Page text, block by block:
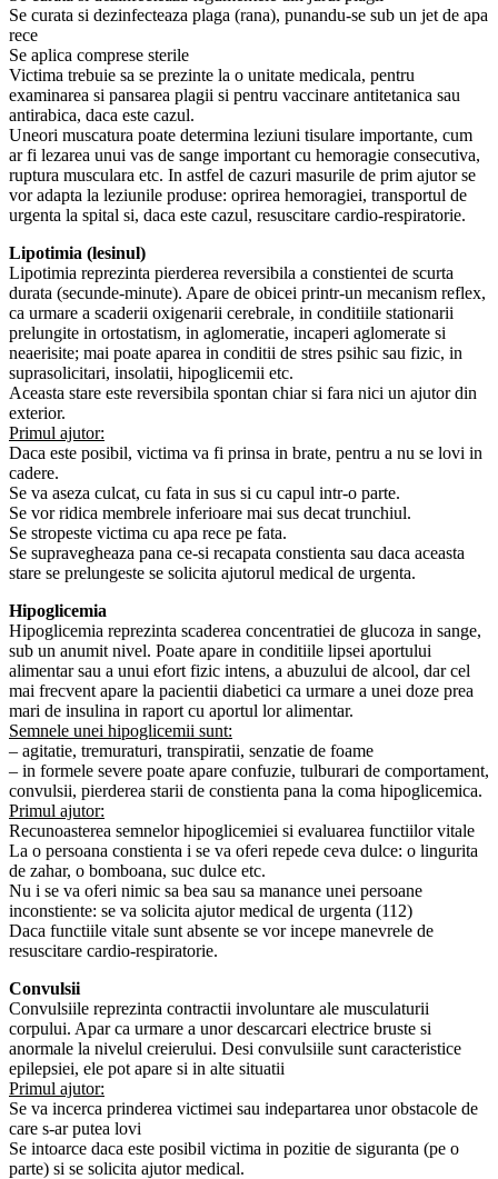
Se curata si dezinfecteaza plaga (rana), punandu-se sub un jet de apa
rece
Se aplica comprese sterile
Victima trebuie sa se prezinte la o unitate medicala, pentru
examinarea si pansarea plagii si pentru vaccinare antitetanica sau
antirabica, daca este cazul.
Uneori muscatura poate determina leziuni tisulare importante, cum
ar fi lezarea unui vas de sange important cu hemoragie consecutiva,
ruptura musculara etc. In astfel de cazuri masurile de prim ajutor se
vor adapta la leziunile produse: oprirea hemoragiei, transportul de
urgenta la spital si, daca este cazul, resuscitare cardio-respiratorie.
Lipotimia (lesinul)
Lipotimia reprezinta pierderea reversibila a constientei de scurta
durata (secunde-minute). Apare de obicei printr-un mecanism reflex,
ca urmare a scaderii oxigenarii cerebrale, in conditiile stationarii
prelungite in ortostatism, in aglomeratie, incaperi aglomerate si
neaerisite; mai poate aparea in conditii de stres psihic sau fizic, in
suprasolicitari, insolatii, hipoglicemii etc.
Aceasta stare este reversibila spontan chiar si fara nici un ajutor din
exterior.
Primul ajutor:
Daca este posibil, victima va fi prinsa in brate, pentru a nu se lovi in
cadere.
Se va aseza culcat, cu fata in sus si cu capul intr-o parte.
Se vor ridica membrele inferioare mai sus decat trunchiul.
Se stropeste victima cu apa rece pe fata.
Se supravegheaza pana ce-si recapata constienta sau daca aceasta
stare se prelungeste se solicita ajutorul medical de urgenta.
Hipoglicemia
Hipoglicemia reprezinta scaderea concentratiei de glucoza in sange,
sub un anumit nivel. Poate apare in conditiile lipsei aportului
alimentar sau a unui efort fizic intens, a abuzului de alcool, dar cel
mai frecvent apare la pacientii diabetici ca urmare a unei doze prea
mari de insulina in raport cu aportul lor alimentar.
Semnele unei hipoglicemii sunt:
– agitatie, tremuraturi, transpiratii, senzatie de foame
– in formele severe poate apare confuzie, tulburari de comportament,
convulsii, pierderea starii de constienta pana la coma hipoglicemica.
Primul ajutor:
Recunoasterea semnelor hipoglicemiei si evaluarea functiilor vitale
La o persoana constienta i se va oferi repede ceva dulce: o lingurita
de zahar, o bomboana, suc dulce etc.
Nu i se va oferi nimic sa bea sau sa manance unei persoane
inconstiente: se va solicita ajutor medical de urgenta (112)
Daca functiile vitale sunt absente se vor incepe manevrele de
resuscitare cardio-respiratorie.
Convulsii
Convulsiile reprezinta contractii involuntare ale musculaturii
corpului. Apar ca urmare a unor descarcari electrice bruste si
anormale la nivelul creierului. Desi convulsiile sunt caracteristice
epilepsiei, ele pot apare si in alte situatii
Primul ajutor:
Se va incerca prinderea victimei sau indepartarea unor obstacole de
care s-ar putea lovi
Se intoarce daca este posibil victima in pozitie de siguranta (pe o
parte) si se solicita ajutor medical.